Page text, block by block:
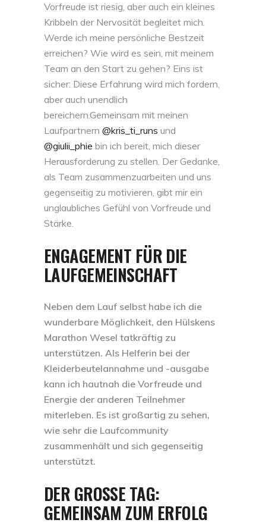
Vorfreude ist riesig, aber auch ein kleines
Kribbeln der Nervosität begleitet mich.
Werde ich meine persönliche Bestzeit
erreichen? Wie wird es sein, mit meinem
Team an den Start zu gehen? Eins ist
sicher: Diese Erfahrung wird mich fordern,
aber auch unendlich
bereichern.Gemeinsam mit meinen
Laufpartnern @kris_ti_runs und
@giulii_phie bin ich bereit, mich dieser
Herausforderung zu stellen. Der Gedanke,
als Team zusammenzuarbeiten und uns
gegenseitig zu motivieren, gibt mir ein
unglaubliches Gefühl von Vorfreude und
Stärke.
ENGAGEMENT FÜR DIE
LAUFGEMEINSCHAFT
Neben dem Lauf selbst habe ich die
wunderbare Möglichkeit, den Hülskens
Marathon Wesel tatkräftig zu
unterstützen. Als Helferin bei der
Kleiderbeutelannahme und -ausgabe
kann ich hautnah die Vorfreude und
Energie der anderen Teilnehmer
miterleben. Es ist großartig zu sehen,
wie sehr die Laufcommunity
zusammenhält und sich gegenseitig
unterstützt.
DER GROSSE TAG: G
EMEINSAM ZUM ERFOLG